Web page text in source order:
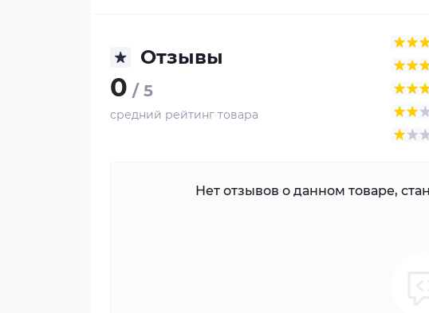
Отзывы
0 / 5
средний рейтинг товара
Нет отзывов о данном товаре,